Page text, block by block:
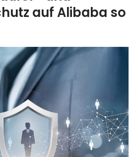
auf Alibaba so